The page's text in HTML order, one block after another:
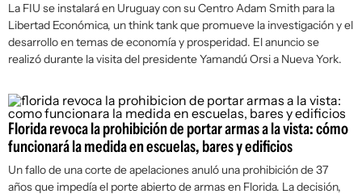
La FIU se instalará en Uruguay con su Centro Adam Smith para la
Libertad Económica, un think tank que promueve la investigación y el
desarrollo en temas de economía y prosperidad. El anuncio se
realizó durante la visita del presidente Yamandú Orsi a Nueva York.
Florida revoca la prohibición de portar armas a la vista: cómo
funcionará la medida en escuelas, bares y edificios
Un fallo de una corte de apelaciones anuló una prohibición de 37
años que impedía el porte abierto de armas en Florida. La decisión,